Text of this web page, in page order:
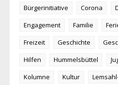
Bürgerinitiative
Corona
Engagement
Familie
Freizeit
Geschichte
Hilfen
Hummelsbüttel
Kolumne
Kultur